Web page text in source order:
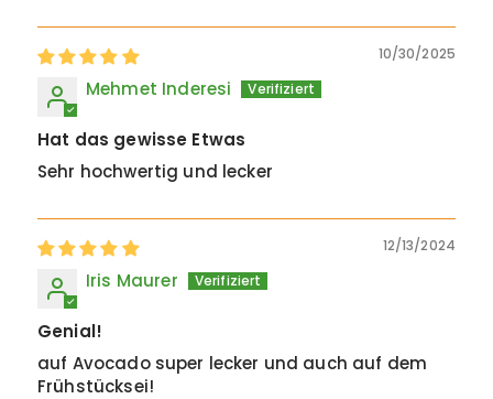
10/30/2025
Mehmet Inderesi
Hat das gewisse Etwas
Sehr hochwertig und lecker
12/13/2024
Iris Maurer
Genial!
auf Avocado super lecker und auch auf dem
Frühstücksei!